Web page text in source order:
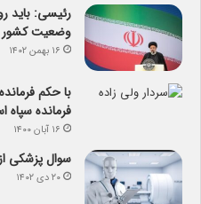
رئیسی: باید
وضعیت کشور
۱۶ بهمن ۱۴۰۲
با حکم
فرمانده سپاه
۱۶ آبان ۱۴۰۰
سوال پزشکی
۲۰ دی ۱۴۰۲